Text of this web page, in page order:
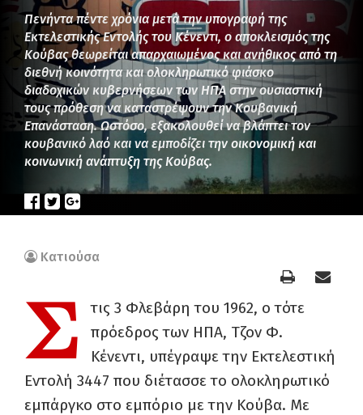
Πενήντα πέντε χρόνια μετά την υπογραφή της
Εκτελεστικής Εντολής του Κένεντι, ο αποκλεισμός της
Κούβας θεωρείται απαρχαιωμένος και ανήθικος από τη
διεθνή κοινότητα και ολοκληρωτικό φιάσκο
διαδοχικών κυβερνήσεων των ΗΠΑ στην ουσιαστική
τους πρόθεση να καταστρέψουν την Κουβανική
Επανάσταση. Ωστόσο, εξακολουθεί να βλάπτει τον
κουβανικό λαό και να εμποδίζει την οικονομική και
κοινωνική ανάπτυξη της Κούβας.
Κατιούσα
Σ
τις 3 Φλεβάρη του 1962, ο τότε
πρόεδρος των ΗΠΑ, Τζον Φ.
Κένεντι, υπέγραψε την Εκτελεστική
Εντολή 3447 που διέτασσε το ολοκληρωτικό
εμπάργκο στο εμπόριο με την Κούβα. Με